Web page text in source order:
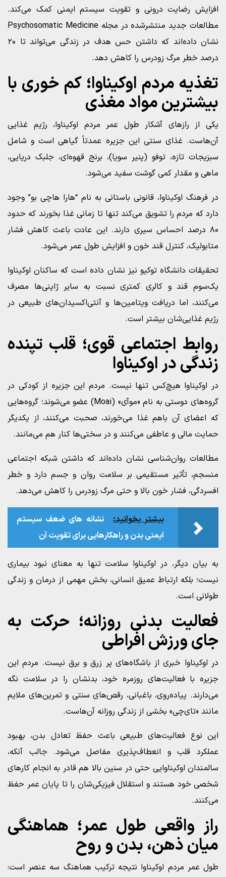
افزایش رضایت درونی و تقویت سیستم ایمنی کمک می‌کند.
مطالعات جدید منتشرشده در مجله Psychosomatic Medicine
نشان داده‌اند که داشتن حس هدف در زندگی می‌تواند تا ۲۰
درصد خطر مرگ زودرس را کاهش دهد.
تغذیه مردم اوکیناوا؛ کم‌ خوری با
بیشترین مواد مغذی
یکی از رازهای آشکار طول عمر مردم اوکیناوا، رژیم غذایی
آن‌هاست. غذای سنتی این جزیره عمدتاً گیاهی است و شامل
سبزیجات تازه، توفو (پنیر سویا)، برنج قهوه‌ای، جلبک دریایی،
ماهی و مقدار کمی گوشت سفید می‌شود.
در فرهنگ اوکیناوا، قانونی باستانی به نام “هارا هاچی بو” وجود
دارد که مردم را تشویق می‌کند تنها تا زمانی غذا بخورند که حدود
۸۰ درصد احساس سیری دارند. این عادت باعث کاهش فشار
متابولیک، کنترل قند خون و افزایش طول عمر می‌شود.
تحقیقات دانشگاه توکیو نیز نشان داده است که ساکنان اوکیناوا
یک‌سوم قند و کالری کمتری نسبت به سایر ژاپنی‌ها مصرف
می‌کنند، اما دریافت ویتامین‌ها و آنتی‌اکسیدان‌های طبیعی در
رژیم غذایی‌شان بیشتر است.
روابط اجتماعی قوی؛ قلب تپنده
زندگی در اوکیناوا
در اوکیناوا هیچ‌کس تنها نیست. مردم این جزیره از کودکی در
گروه‌های دوستی به نام «موآی» (Moai) عضو می‌شوند؛ گروه‌هایی
که اعضای آن باهم غذا می‌خورند، صحبت می‌کنند، از یکدیگر
حمایت مالی و عاطفی می‌کنند و در سختی‌ها کنار هم می‌مانند.
مطالعات روان‌شناسی نشان داده‌اند که داشتن شبکه اجتماعی
منسجم، تأثیر مستقیمی بر سلامت روان و جسم دارد و خطر
افسردگی، فشار خون بالا و حتی مرگ زودرس را کاهش می‌دهد.
بیشتر بخوانید:
نشانه‌ های ضعف سیستم
ایمنی بدن و راهکارهایی برای تقویت آن
به بیان دیگر، در اوکیناوا سلامت تنها به معنای نبود بیماری
نیست؛ بلکه ارتباط عمیق انسانی، بخش مهمی از درمان و زندگی
طولانی است.
فعالیت بدنی روزانه؛ حرکت به‌
جای ورزش افراطی
در اوکیناوا خبری از باشگاه‌های پر زرق و برق نیست. مردم این
جزیره با فعالیت‌های روزمره خود، بدنشان را در سلامت نگه
می‌دارند. پیاده‌روی، باغبانی، رقص‌های سنتی و تمرین‌های ملایم
مانند «تای‌چی» بخشی از زندگی روزانه آن‌هاست.
این نوع فعالیت‌های طبیعی باعث حفظ تعادل بدن، بهبود
عملکرد قلب و انعطاف‌پذیری مفاصل می‌شود. جالب آنکه،
سالمندان اوکیناوایی حتی در سنین بالا هم قادر به انجام کارهای
شخصی خود هستند و استقلال فیزیکی‌شان را تا پایان عمر حفظ
می‌کنند.
راز واقعی طول عمر؛ هماهنگی
میان ذهن، بدن و روح
طول عمر مردم اوکیناوا نتیجه ترکیب هماهنگ سه عنصر است: